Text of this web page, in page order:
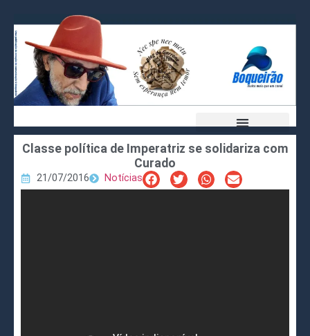
Classe política de Imperatriz se solidariza com
Curado
21/07/2016 Notícias